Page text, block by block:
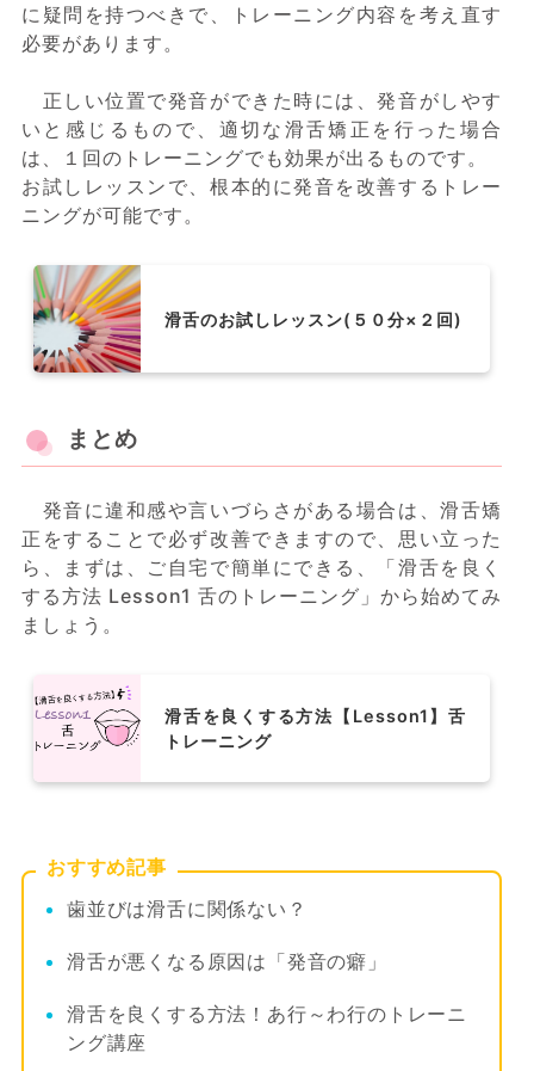
に疑問を持つべきで、トレーニング内容を考え直す
必要があります。
正しい位置で発音ができた時には、発音がしやす
いと感じるもので、適切な滑舌矯正を行った場合
は、１回のトレーニングでも効果が出るものです。
お試しレッスンで、根本的に発音を改善するトレー
ニングが可能です。
滑舌のお試しレッスン(５０分×２回)
まとめ
発音に違和感や言いづらさがある場合は、滑舌矯
正をすることで必ず改善できますので、思い立った
ら、まずは、ご自宅で簡単にできる、「滑舌を良く
する方法 Lesson1 舌のトレーニング」から始めてみ
ましょう。
滑舌を良くする方法【Lesson1】舌
トレーニング
おすすめ記事
歯並びは滑舌に関係ない？
滑舌が悪くなる原因は「発音の癖」
滑舌を良くする方法！あ行～わ行のトレーニ
ング講座